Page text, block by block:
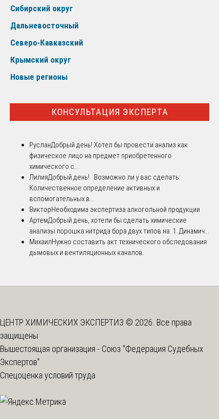
Сибирский округ
Дальневосточный
Северо-Кавказский
Крымский округ
Новые регионы
КОНСУЛЬТАЦИЯ ЭКСПЕРТА
РусланДобрый день! Хотел бы провести анализ как
физическое лицо на предмет приобретенного
химического с...
ЛилияДобрый день! Возможно ли у вас сделать:
Количественное определение активных и
вспомогательных в...
ВикторНеобходима экспертиза алкогольной продукции
АртемДобрый день, хотели бы сделать химические
анализы порошка нитрида бора двух типов на: 1. Динамич...
МихаилНужно составить акт технического обследования
дымовых и вентиляционных каналов.
ЦЕНТР ХИМИЧЕСКИХ ЭКСПЕРТИЗ © 2026. Все права
защищены
Вышестоящая организация - Союз "Федерация Судебных
Экспертов"
Спецоценка условий труда